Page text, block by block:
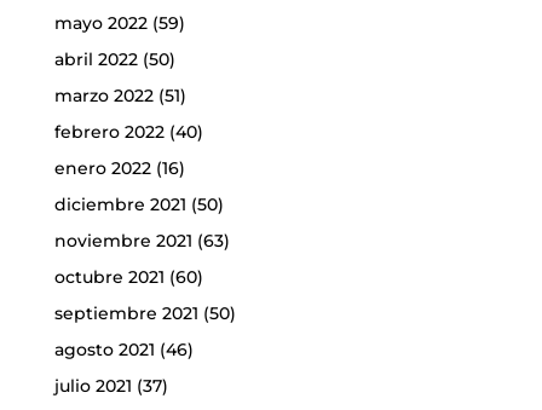
mayo 2022(59)
abril 2022(50)
marzo 2022(51)
febrero 2022(40)
enero 2022(16)
diciembre 2021 (50)
noviembre 2021 (63)
octubre 2021 (60)
septiembre 2021 (50)
agosto 2021 (46)
julio 2021 (37)